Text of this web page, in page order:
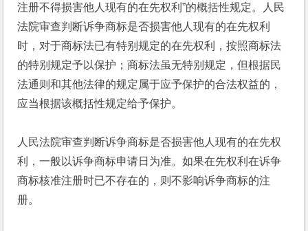
注册不得损害他人现有的在先权利”的概括性规定。人民
法院审查判断诉争商标是否损害他人现有的在先权利
时，对于商标法已有特别规定的在先权利，按照商标法
的特别规定予以保护；商标法虽无特别规定，但根据民
法通则和其他法律的规定属于应予保护的合法权益的，
应当根据该概括性规定给予保护。
人民法院审查判断诉争商标是否损害他人现有的在先权
利，一般以诉争商标申请日为准。如果在先权利在诉争
商标核准注册时已不存在的，则不影响诉争商标的注
册。